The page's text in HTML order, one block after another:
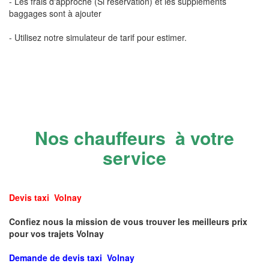
baggages sont à ajouter
- Utilisez notre simulateur de tarif pour estimer.
Nos chauffeurs à votre
service
Devis taxi Volnay
Confiez nous la mission de vous trouver les meilleurs prix
pour vos trajets Volnay
Demande de devis taxi Volnay